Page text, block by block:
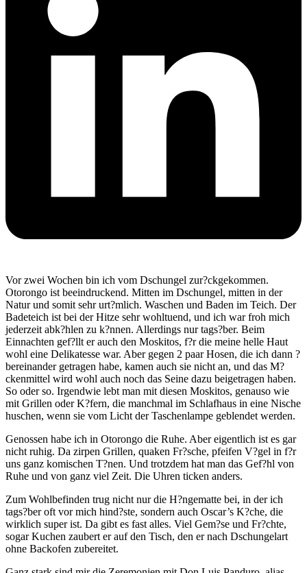
Vor zwei Wochen bin ich vom Dschungel zur?ckgekommen.
Otorongo ist beeindruckend. Mitten im Dschungel, mitten in der
Natur und somit sehr urt?mlich. Waschen und Baden im Teich. Der
Badeteich ist bei der Hitze sehr wohltuend, und ich war froh mich
jederzeit abk?hlen zu k?nnen. Allerdings nur tags?ber. Beim
Einnachten gef?llt er auch den Moskitos, f?r die meine helle Haut
wohl eine Delikatesse war. Aber gegen 2 paar Hosen, die ich dann ?
bereinander getragen habe, kamen auch sie nicht an, und das M?
ckenmittel wird wohl auch noch das Seine dazu beigetragen haben.
So oder so. Irgendwie lebt man mit diesen Moskitos, genauso wie
mit Grillen oder K?fern, die manchmal im Schlafhaus in eine Nische
huschen, wenn sie vom Licht der Taschenlampe geblendet werden.
Genossen habe ich in Otorongo die Ruhe. Aber eigentlich ist es gar
nicht ruhig. Da zirpen Grillen, quaken Fr?sche, pfeifen V?gel in f?r
uns ganz komischen T?nen. Und trotzdem hat man das Gef?hl von
Ruhe und von ganz viel Zeit. Die Uhren ticken anders.
Zum Wohlbefinden trug nicht nur die H?ngematte bei, in der ich
tags?ber oft vor mich hind?ste, sondern auch Oscar’s K?che, die
wirklich super ist. Da gibt es fast alles. Viel Gem?se und Fr?chte,
sogar Kuchen zaubert er auf den Tisch, den er nach Dschungelart
ohne Backofen zubereitet.